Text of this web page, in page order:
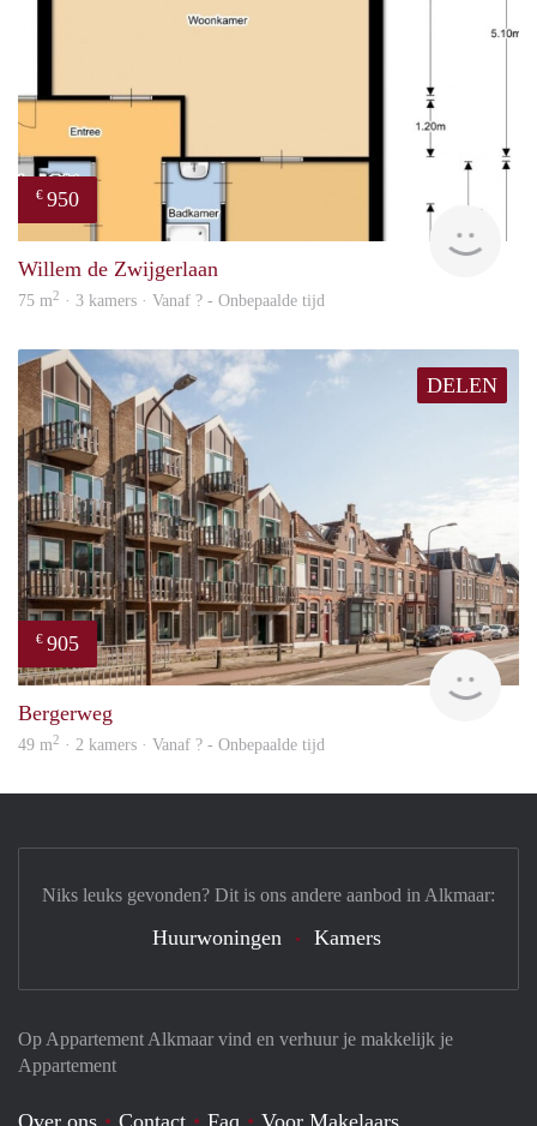
€ 950
Willem de Zwijgerlaan
75 m2 · 3 kamers · Vanaf ? - Onbepaalde tijd
DELEN
€ 905
Bergerweg
49 m2 · 2 kamers · Vanaf ? - Onbepaalde tijd
Op Appartement Alkmaar vind en verhuur je makkelijk je
Appartement
Over ons Contact Faq Voor Makelaars
Niks leuks gevonden? Dit is ons andere aanbod in Alkmaar:
Huurwoningen Kamers